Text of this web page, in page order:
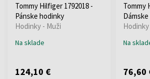
Tommy Hilfiger 1792018 -
Pánske hodinky
Hodinky - Muži
Na sklade
124,10 €
Tommy
Na
76,60